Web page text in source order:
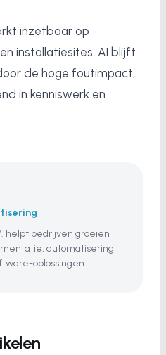
inzetbaar op
installatiesites. AI blijft
de hoge foutimpact,
in kenniswerk en
helpt bedrijven groeien
automatisering
oplossingen.